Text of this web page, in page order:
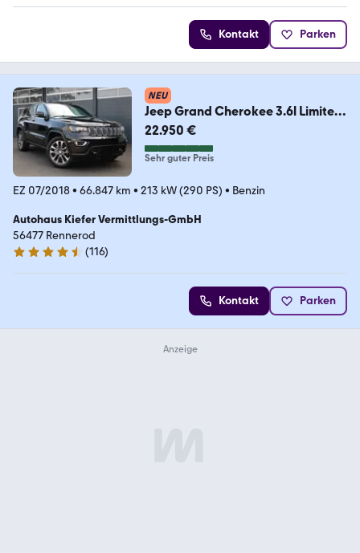
Kontakt Parken
NEU
Jeep Grand Cherokee 3.6l Limited
4x4/APPLE/SHZ/TTW/20
22.950 €
Sehr guter Preis
EZ 07/2018• 66.847 km • 213 kW (290 PS) • Benzin
Autohaus Kiefer Vermittlungs-GmbH
56477 Rennerod
4.6 Sterne
(116)
Kontakt Parken